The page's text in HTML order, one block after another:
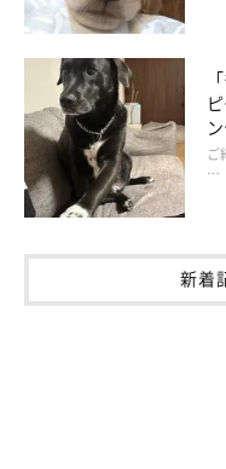
だんだんと
ご
…
新着